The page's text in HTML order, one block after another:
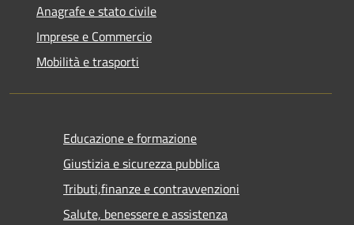
Anagrafe e stato civile
Imprese e Commercio
Mobilità e trasporti
Educazione e formazione
Giustizia e sicurezza pubblica
Tributi,finanze e contravvenzioni
Salute, benessere e assistenza